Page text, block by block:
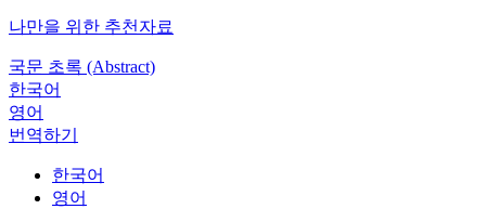
나만을 위한 추천자료
국문 초록 (Abstract)
한국어
영어
번역하기
한국어
영어